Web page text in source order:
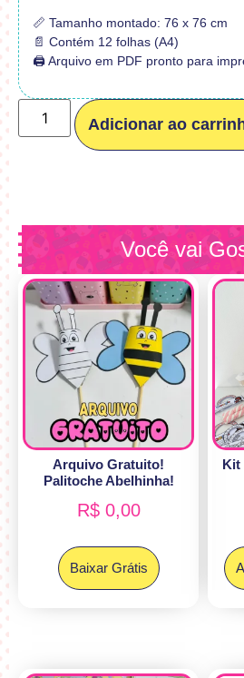
📏 Tamanho montado: 76 x 76 cm
📄 Contém 12 folhas (A4)
🖨️ Arquivo em PDF pronto para
Adicionar ao
Você vai
Arquivo Gratuito!
Palitoche Abelhinha!
R$0,00
Baixar Grátis
Kit